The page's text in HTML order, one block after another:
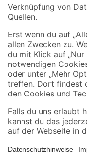
Sicher einkaufen
Jetzt die toom-App
Alle Preisangaben in EUR inkl.
Umständen nicht in allen Märkten
Produkte nur solange der Vorrat
*Paketversand ab 59 €